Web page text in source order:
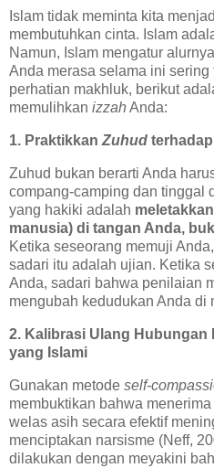
Islam tidak meminta kita
membutuhkan cinta. Islam
Namun, Islam mengatur
Anda merasa selama ini
perhatian makhluk, berikut
memulihkan izzah Anda:
1. Praktikkan Zuhud
Zuhud bukan berarti Anda
compang-camping dan tinggal
yang hakiki adalah
manusia) di tangan Anda,
Ketika seseorang memuji
sadari itu adalah ujian. Ketika
Anda, sadari bahwa penilaian
mengubah kedudukan Anda di
2. Kalibrasi Ulang Hubungan
yang Islami
Gunakan metode self-
membuktikan bahwa
welas asih secara efektif
menciptakan narsisme (Neff,
dilakukan dengan meyakini